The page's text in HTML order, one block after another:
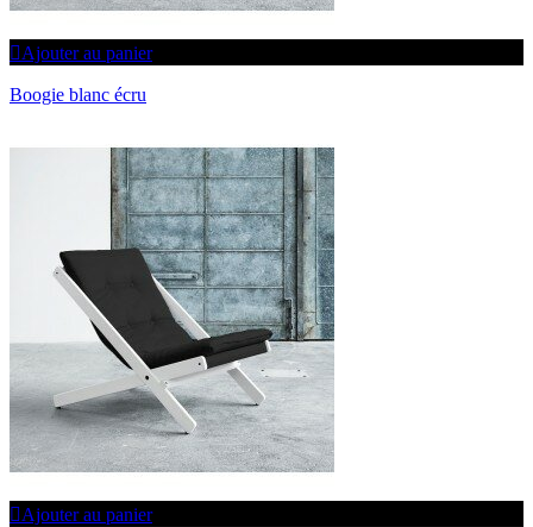
Ajouter au panier
Boogie blanc écru
Ajouter au panier